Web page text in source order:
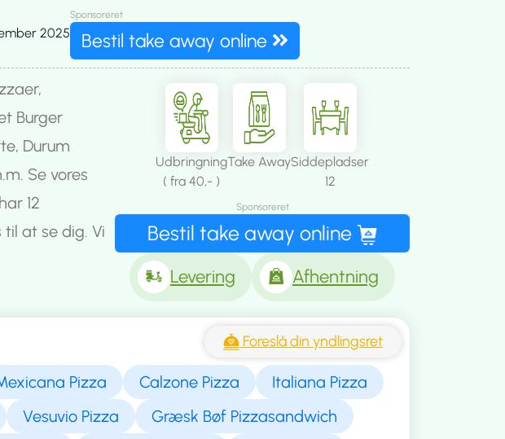
2025
Sponsoreret
Bestil take away online
Udbringning
( fra 40,- )
Take AwaySiddepladser
12
Sponsoreret
Bestil take away online
Levering Afhentning
Burger
Durum
Se vores
12
at se dig. Vi
Pizza Calzone Pizza
Italiana Pizza
Vesuvio Pizza
Græsk Bøf Pizzasandwich
Foreslå din yndlingsret